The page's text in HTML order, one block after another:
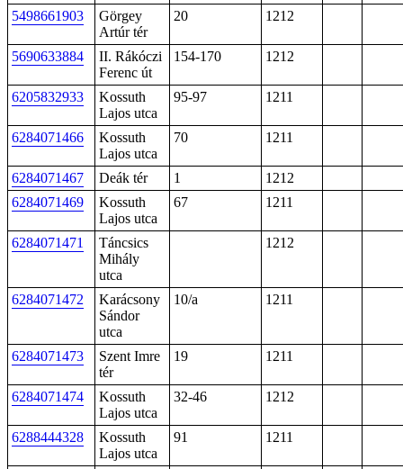
5498661903
Görgey
Artúr tér
20 1212
5690633884
II. Rákóczi
Ferenc út
154-170 1212
6205832933
Kossuth
Lajos utca
95-97 1211
6284071466
Kossuth
Lajos utca
70 1211
6284071467 Deák tér 1
1212
6284071469
Kossuth
Lajos utca
67 1211
6284071471
Táncsics
Mihály
utca
1212
6284071472
Karácsony
Sándor
utca
10/a 1211
6284071473
Szent Imre
tér
19 1211
6284071474
Kossuth
Lajos utca
32-46 1212
6288444328
Kossuth
Lajos utca
91 1211